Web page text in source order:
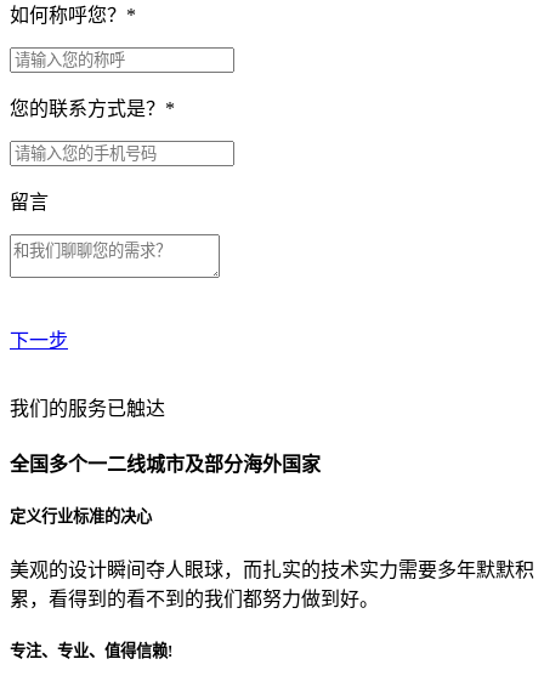
如何称呼您？ *
您的联系方式是？ *
留言
下一步
贵公司预算范围是？
贵公司的团队规模是？
目前主要的营销渠道是？
我们的服务已触达
全国多个一二线城市及部分海外国家
定义行业标准的决心
美观的设计瞬间夺人眼球，而扎实的技术实力需要多年默默积
累，看得到的看不到的我们都努力做到好。
专注、专业、值得信赖!